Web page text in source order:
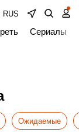
RUS
Сериалы
Ожидаемые